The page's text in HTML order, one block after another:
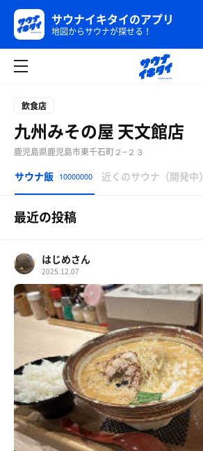
サウナイキタイのアプリ
地図からサウナが探せる！
飲食店
九州みその屋 天文館店
鹿児島県鹿児島市東千石町２−２３
サウナ飯 10000000 近くのサウナ（開発中）
最近の投稿
はじめさん
2025.12.07